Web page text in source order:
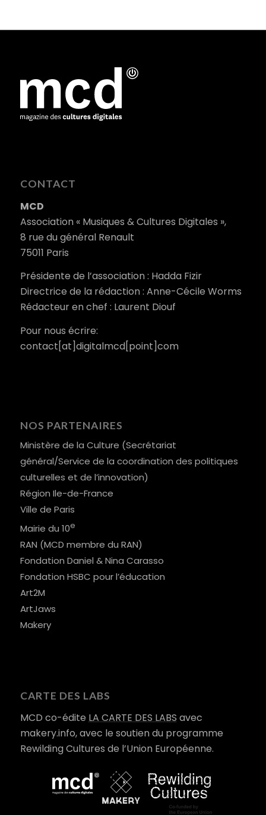
CONTACT
MCD
Association « Musiques & Cultures Digitales »,
8 rue du général Renault
75011 Paris
Présidente de l’association : Hadda Fizir
Directrice de la rédaction : Anne-Cécile Worms
Rédacteur en chef : Laurent Diouf
Pour nous écrire:
contact[at]digitalmcd[point]com
NOS PARTENAIRES
Ministère de la Culture (Secrétariat
général/Service de la coordination des politiques
culturelles et de l’innovation)
Région Ile-de-France
Ville de Paris
Mairie du 10e
RAN (MCD membre du RAN)
Fondation Daniel & Nina Carasso
Fondation HSBC pour l’éducation
Art2M
ArtJaws
Makery
CARTE DES LABS
MCD co-édite LA CARTE DES LABS avec
makery.info, avec le soutien du programme
Rewilding Cultures de l’Union Européenne.